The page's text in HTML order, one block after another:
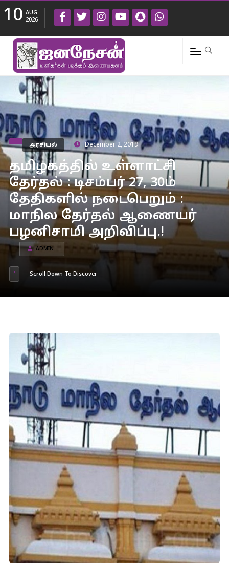
10 AUG
2026
அரசியல் December 2, 2019
தமிழகத்தில் உள்ளாட்சி
தேர்தல் : டிசம்பர் 27, 30ம்
தேதிகளில் நடைபெறும் :
மாநில தேர்தல் ஆணையர்
பழனிசாமி அறிவிப்பு.!
ADMIN
Scroll Down To Discover